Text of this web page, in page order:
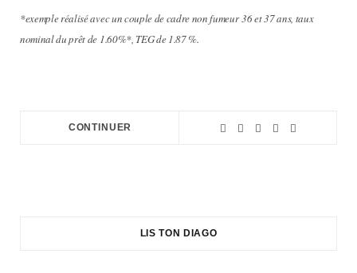
*exemple réalisé avec un couple de cadre non fumeur 36 et 37 ans, taux
nominal du prêt de 1.60%*, TEG de 1.87 %.
CONTINUER
LIS TON DIAGO